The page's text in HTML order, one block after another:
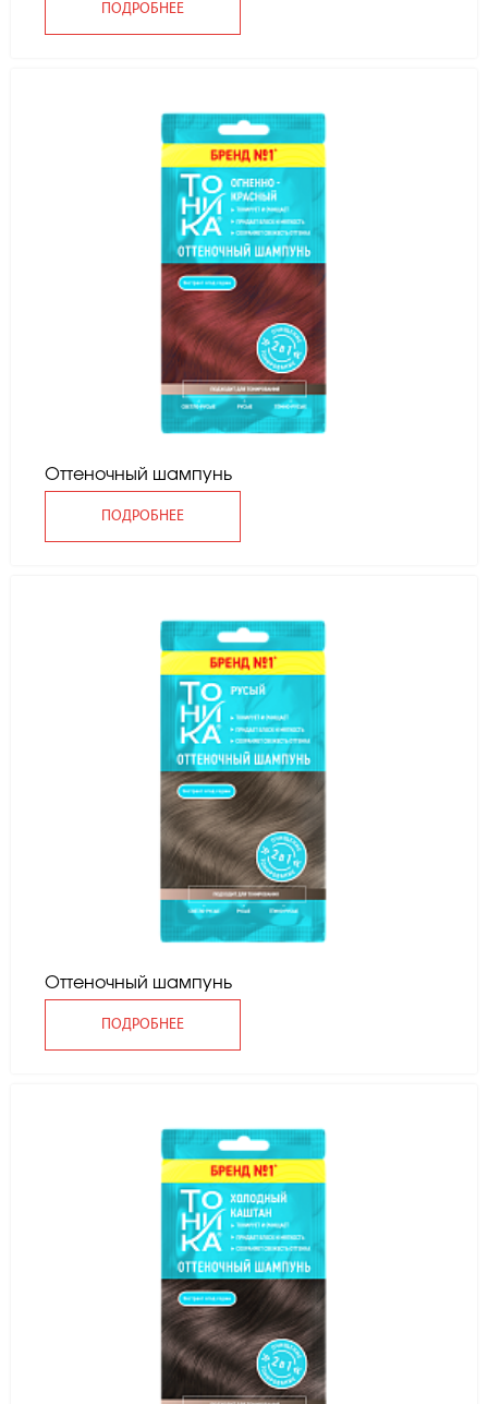
ПОДРОБНЕЕ
Оттеночный шампунь
ПОДРОБНЕЕ
Оттеночный шампунь
ПОДРОБНЕЕ